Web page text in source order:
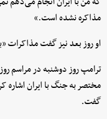
مذاکره نشده است.»
او روز بعد نیز گفت
ترامپ روز دوشنبه در مراسم
گفت.